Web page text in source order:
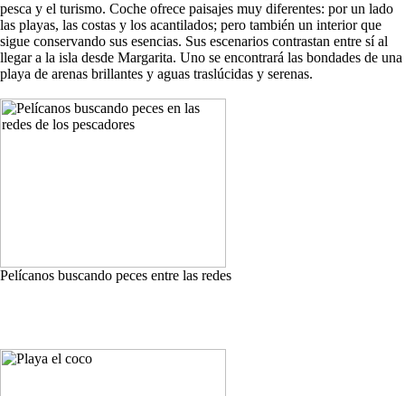
pesca y el turismo. Coche ofrece paisajes muy diferentes: por un lado
las playas, las costas y los acantilados; pero también un interior que
sigue conservando sus esencias. Sus escenarios contrastan entre sí al
llegar a la isla desde Margarita. Uno se encontrará las bondades de una
playa de arenas brillantes y aguas traslúcidas y serenas.
Pelícanos buscando peces entre las redes